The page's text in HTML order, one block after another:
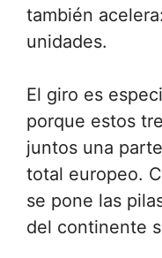
también
unidades.
El giro es
porque estos
juntos una
total europeo.
se pone las
del continente